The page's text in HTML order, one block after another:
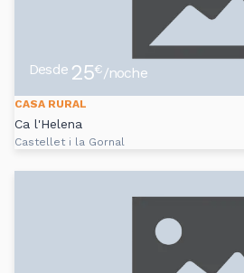
Desde 25€/noche
CASA RURAL
Ca l'Helena
Castellet i la Gornal